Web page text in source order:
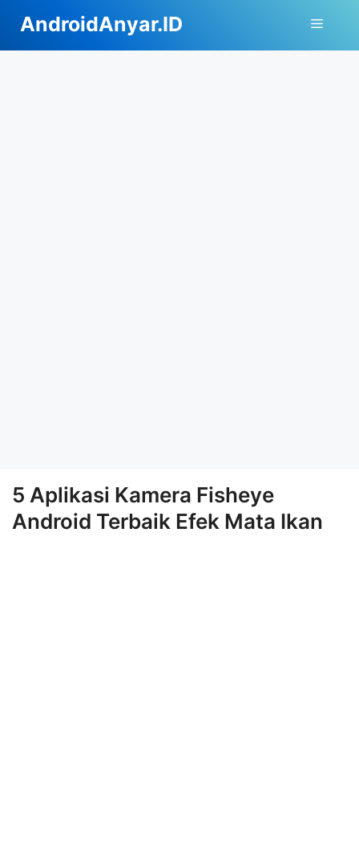
isi
AndroidAnyar.ID Menu
5 Aplikasi Kamera Fisheye
Android Terbaik Efek Mata Ikan